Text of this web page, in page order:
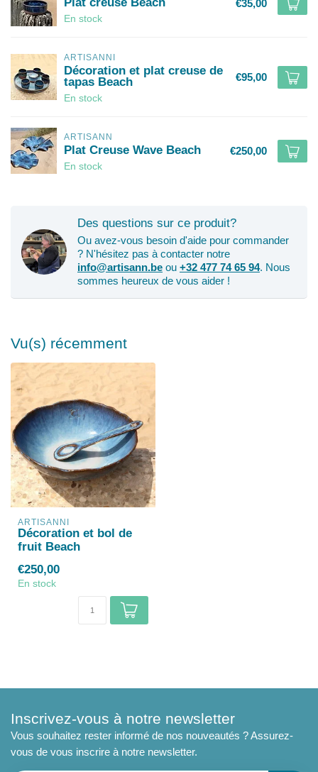
En stock
€35,00
ARTISANNI
Décoration et plat creuse de
tapas Beach
En stock
€95,00
ARTISANN
Plat Creuse Wave Beach
En stock
€250,00
Des questions sur ce produit?
Ou avez-vous besoin d'aide pour commander
? N'hésitez pas à contacter notre
info@artisann.be ou +32 477 74 65 94. Nous
sommes heureux de vous aider !
Vu(s) récemment
ARTISANNI
Décoration et bol de
fruit Beach
€250,00
En stock
Inscrivez-vous à notre newsletter
Vous souhaitez rester informé de nos nouveautés ? Assurez-
vous de vous inscrire à notre newsletter.